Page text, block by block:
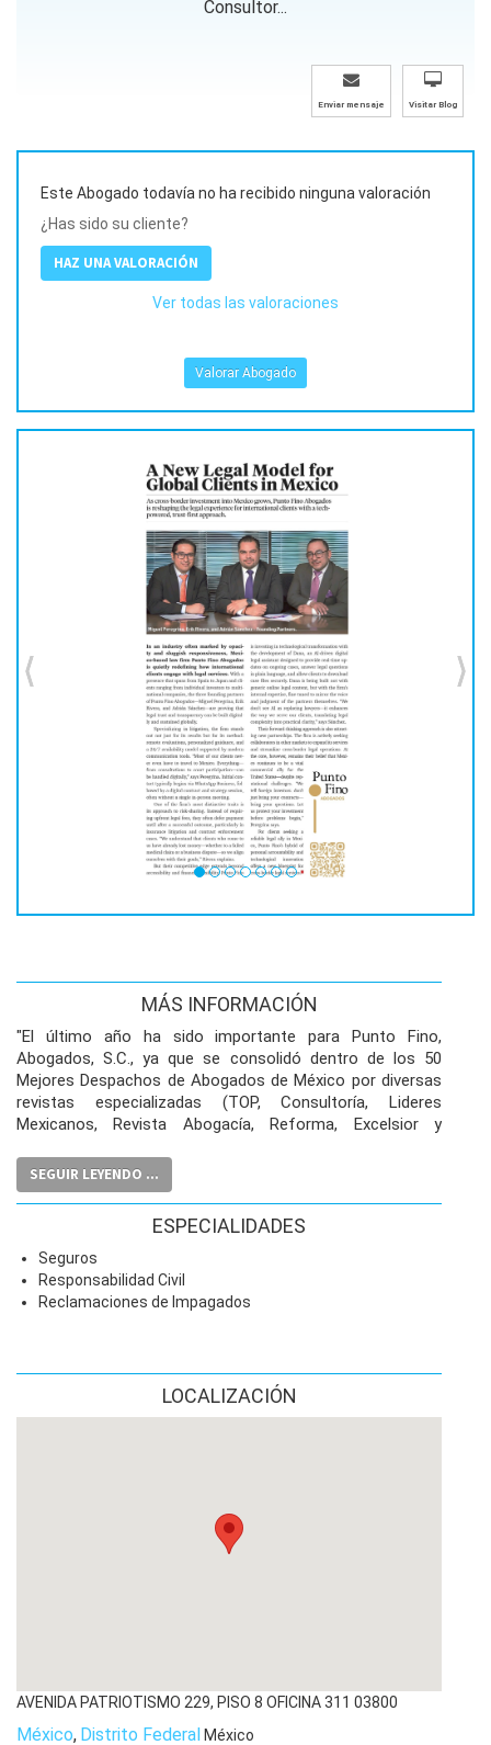
Consultor...
Enviar mensaje Visitar Blog
Este Abogado todavía no ha recibido ninguna valoración
¿Has sido su cliente?
HAZ UNA VALORACIÓN
Ver todas las valoraciones
Valorar Abogado
MÁS INFORMACIÓN
"El último año ha sido importante para Punto Fino,
Abogados, S.C., ya que se consolidó dentro de los 50
Mejores Despachos de Abogados de México por diversas
revistas especializadas (TOP, Consultoría, Lideres
Mexicanos, Revista Abogacía, Reforma, Excelsior y
bien de sí mismos, sino de una firma reconocida a nivel
Nacional.
Nuestro diferenciador no sólo es el trato al cliente y
juicios mercantiles, civiles, amparo, corporativo,
enfocados en demandas contra aseguradoras,
negligencias médicas, nulidad por vicios ocultos en
SEGUIR LEYENDO ...
ESPECIALIDADES
Seguros
Responsabilidad Civil
Reclamaciones de Impagados
LOCALIZACIÓN
AVENIDA PATRIOTISMO 229, PISO 8 OFICINA 311 03800
México, Distrito Federal México